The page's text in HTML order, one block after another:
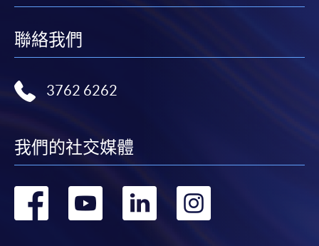
用於一般學歷頒授課程。
課程負責人會為學員送上「註冊及學費通知」
(「通知」)，請填妥有關「通知」，並親往報名中
人或報名中心。
課程/科目報名注意事項:
選用網上報名服務必須在已接駁互聯網及支援
聯絡我們
3762 6262
我們的社交媒體
轉 轉 轉 轉